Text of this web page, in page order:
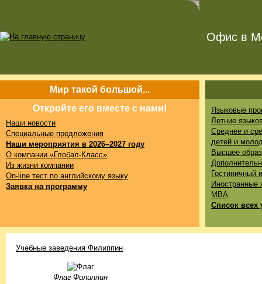
Офис в
Мир такой большой...
Откройте его вместе с нами!
Наши новости
Специальные предложения
Наши мероприятия в 2026–2027 году
О компании «Глобал-Класс»
Из жизни компании
On-line тест по английскому языку
Заявка на программу
Языковые
Летние
Среднее и
детей и
Высшее
Гостиничный
Иностранные
MBA
Список всех
Учебные заведения Филиппин
Флаг Филиппин